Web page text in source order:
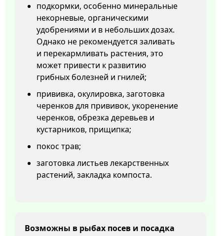
подкормки, особенно минеральные
некорневые, органическими
удобрениями и в небольших дозах.
Однако не рекомендуется заливать
и перекармливать растения, это
может привести к развитию
грибных болезней и гнилей;
прививка, окулировка, заготовка
черенков для прививок, укоренение
черенков, обрезка деревьев и
кустарников, прищипка;
покос трав;
заготовка листьев лекарственных
растений, закладка компоста.
Возможны в рыбах посев и посадка